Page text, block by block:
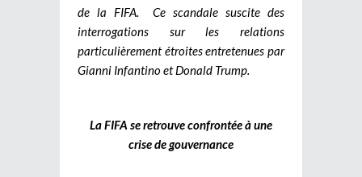
de la FIFA.Ce scandale suscite des
interrogations sur les relations
particulièrement étroites entretenues par
Gianni Infantino et Donald Trump.
La FIFA se retrouve confrontée à une
crise de gouvernance